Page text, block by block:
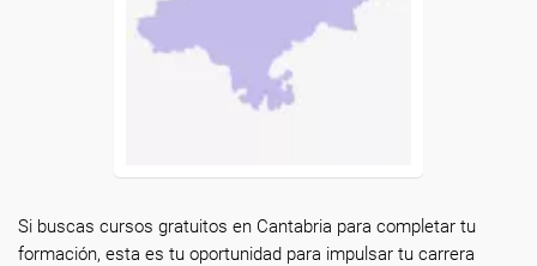
Si buscas cursos gratuitos en Cantabria para completar tu
formación, esta es tu oportunidad para impulsar tu carrera